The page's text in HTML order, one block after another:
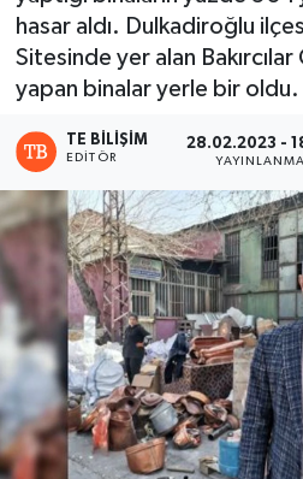
hasar aldı. Dulkadiroğlu
Sitesinde yer alan Bakırcılar
yapan binalar yerle bir oldu.
TE BILIŞIM
EDITÖR
28.02.2023 -
YAYINLANMA
Son Dakika Haberleri
Haber Arşivi